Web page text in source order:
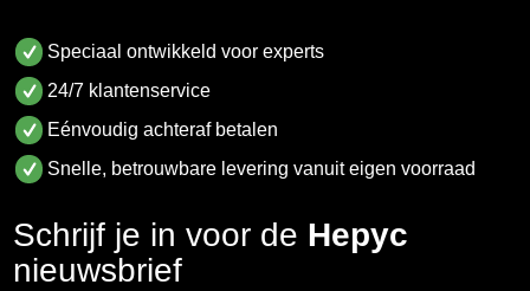
Speciaal ontwikkeld voor experts
24/7 klantenservice
Eénvoudig achteraf betalen
Snelle, betrouwbare levering vanuit eigen voorraad
Schrijf je in voor de Hepyc
nieuwsbrief